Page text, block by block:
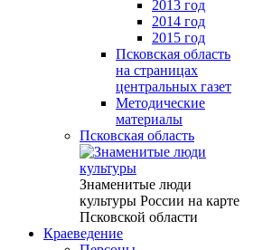
2013 год
2014 год
2015 год
Псковская область
на страницах
центральных газет
Методические
материалы
Псковская область
Знаменитые люди
культуры России на карте
Псковской области
Краеведение